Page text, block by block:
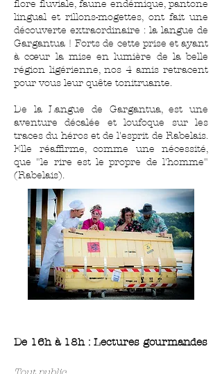
flore fluviale, faune endémique, pantone
lingual et rillons-mogettes, ont fait une
découverte extraordinaire : la langue de
Gargantua ! Forts de cette prise et ayant
à cœur la mise en lumière de la belle
région ligérienne, nos 4 amis retracent
pour vous leur quête tonitruante.
De la Langue de Gargantua, est une
aventure décalée et loufoque sur les
traces du héros et de l'esprit de Rabelais.
Elle réaffirme, comme une nécessité,
que "le rire est le propre de l'homme"
(Rabelais).
De 16h à 18h : Lectures gourmandes